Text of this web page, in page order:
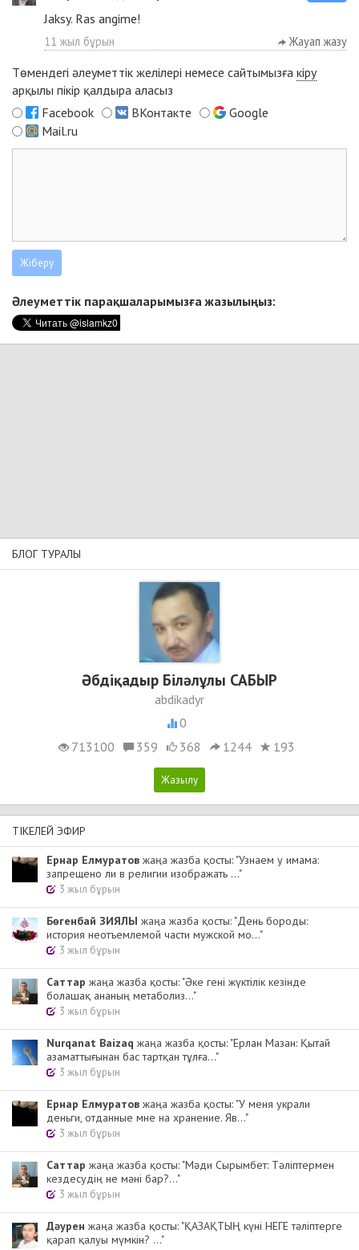
Jaksy. Ras angime!
11 жыл бұрын Жауап жазу
Төмендегі әлеуметтік желілері немесе сайтымызға кіру
арқылы пікір қалдыра аласыз
Facebook
ВКонтакте
Google
Mail.ru
Әлеуметтік парақшаларымызға жазылыңыз:
БЛОГ ТУРАЛЫ
Әбдіқадыр Біләлұлы САБЫР
abdikadyr
0
713100
359 368 1244 193
ТІКЕЛЕЙ ЭФИР
Ернар Елмуратов жаңа жазба қосты: "Узнаем у имама:
запрещено ли в религии изображать ..."
3 жыл бұрын
Бөгенбай ЗИЯЛЫ жаңа жазба қосты: "День бороды:
история неотъемлемой части мужской мо..."
3 жыл бұрын
Cаттар жаңа жазба қосты: "Әке гені жүктілік кезінде
болашақ ананың метаболиз..."
3 жыл бұрын
Nurqanat Baizaq жаңа жазба қосты: "Ерлан Мазан: Қытай
азаматтығынан бас тартқан тұлға..."
3 жыл бұрын
Ернар Елмуратов жаңа жазба қосты: "У меня украли
деньги, отданные мне на хранение. Яв..."
3 жыл бұрын
Cаттар жаңа жазба қосты: "Мәди Сырымбет: Тәліптермен
кездесудің не мәні бар?..."
3 жыл бұрын
Дәурен жаңа жазба қосты: "ҚАЗАҚТЫҢ күні НЕГЕ тәліптерге
қарап қалуы мүмкін? ..."